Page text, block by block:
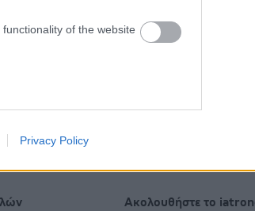
of the website
other user protection.
Privacy Policy
Πώς
Ακολουθήστε το